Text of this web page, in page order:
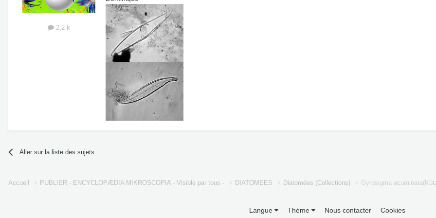
2,2 k
Aller sur la liste des sujets
Accueil PUBLIER - ENCYCLOPÆDIA MIKROSCOPIA - Visible par tous - DIATOMEES Diatomées (Collections) Gyrosigma
Langue Thème Nous contacter Cookies